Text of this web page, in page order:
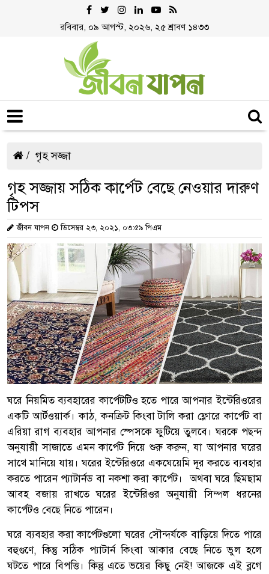
রবিবার, ০৯ আগস্ট, ২০২৬, ২৫ শ্রাবণ ১৪৩৩
গৃহ সজ্জা
গৃহ সজ্জায় সঠিক কার্পেট বেছে নেওয়ার দারুণ
টিপস
জীবন যাপন ডিসেম্বর ২৩, ২০২১, ০৩:৫৯ পিএম
ঘরে নিয়মিত ব্যবহারের কার্পেটটিও হতে পারে আপনার ইন্টেরিওরের
একটি আর্টওয়ার্ক। কাঠ, কনক্রিট কিংবা টালি করা ফ্লোরে কার্পেট বা
এরিয়া রাগ ব্যবহার আপনার স্পেসকে ফুটিয়ে তুলবে। ঘরকে পছন্দ
অনুযায়ী সাজাতে এমন কার্পেট দিয়ে শুরু করুন, যা আপনার ঘরের
সাথে মানিয়ে যায়। ঘরের ইন্টেরিওরে একঘেয়েমি দূর করতে ব্যবহার
করতে পারেন প্যাটার্নড বা নকশা করা কার্পেট। অথবা ঘরে ছিমছাম
আবহ বজায় রাখতে ঘরের ইন্টেরিওর অনুযায়ী সিম্পল ধরনের
কার্পেটও বেছে নিতে পারেন।
ঘরে ব্যবহার করা কার্পেটগুলো ঘরের সৌন্দর্যকে বাড়িয়ে দিতে পারে
বহুগুণে, কিন্তু সঠিক প্যাটার্ন কিংবা আকার বেছে নিতে ভুল হলে
ঘটতে পারে বিপত্তি। কিন্তু এতে ভয়ের কিছু নেই! আজকে এই ব্লগে